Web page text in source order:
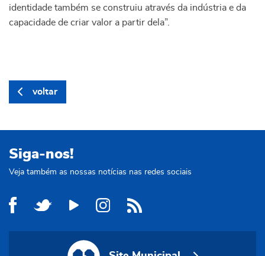
identidade também se construiu através da indústria e da
capacidade de criar valor a partir dela”.
voltar
Siga-nos!
Veja também as nossas notícias nas redes sociais